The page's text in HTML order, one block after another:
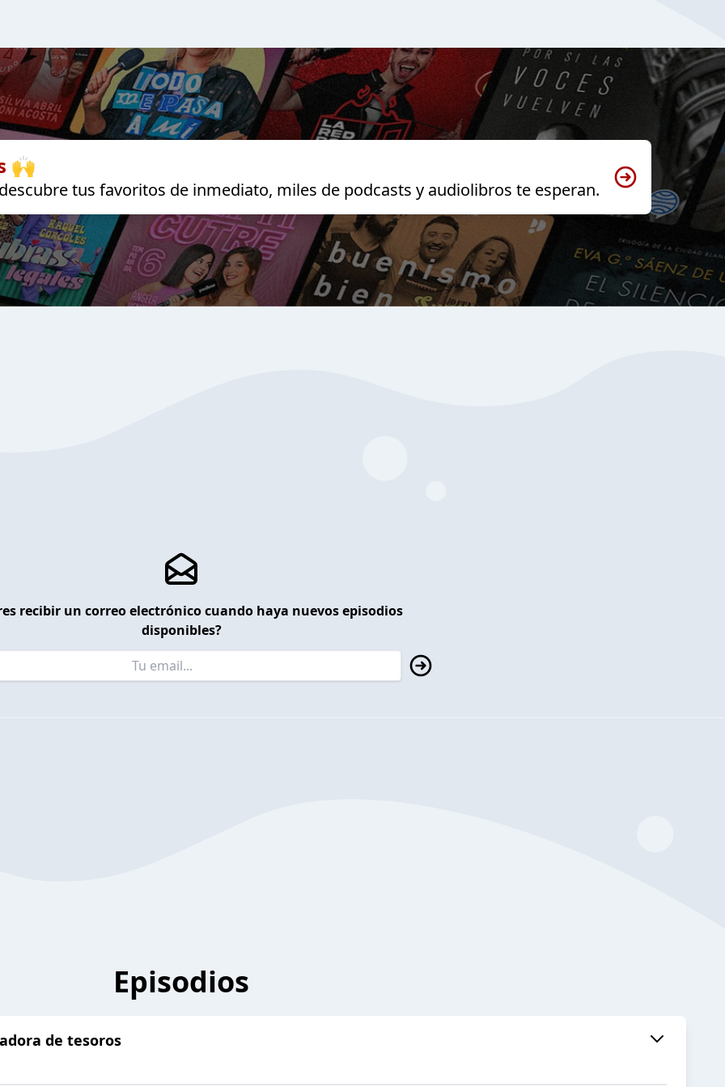
🙌
tus favoritos de inmediato, miles de podcasts y audiolibros te esperan.
recibir un correo electrónico cuando haya nuevos episodios
disponibles?
Episodios
de tesoros